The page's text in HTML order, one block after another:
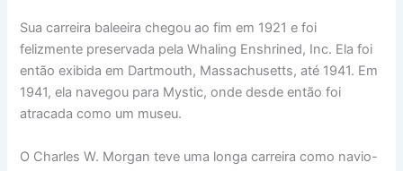
Sua carreira baleeira chegou ao fim em 1921 e foi
felizmente preservada pela Whaling Enshrined, Inc. Ela foi
então exibida em Dartmouth, Massachusetts, até 1941. Em
1941, ela navegou para Mystic, onde desde então foi
atracada como um museu.
O Charles W. Morgan teve uma longa carreira como navio-